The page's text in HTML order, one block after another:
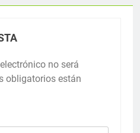
no será
obligatorios están